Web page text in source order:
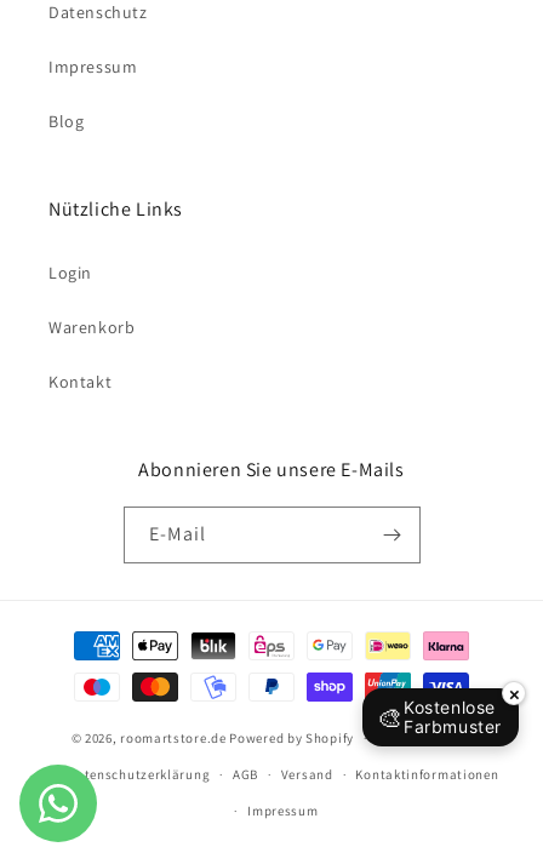
Datenschutz
Impressum
Blog
Nützliche Links
Login
Warenkorb
Kontakt
Abonnieren Sie unsere E-Mails
E-Mail
Zahlungsmethoden
© 2026, roomartstore.de Powered by Shopify Widerrufsrecht
Datenschutzerklärung AGB Versand Kontaktinformationen
Impressum
🎨 Kostenlose
Farbmuster
×